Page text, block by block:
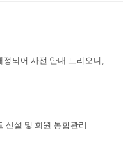
되어 사전 안내 드리오니,
신설 및 회원 통합관리